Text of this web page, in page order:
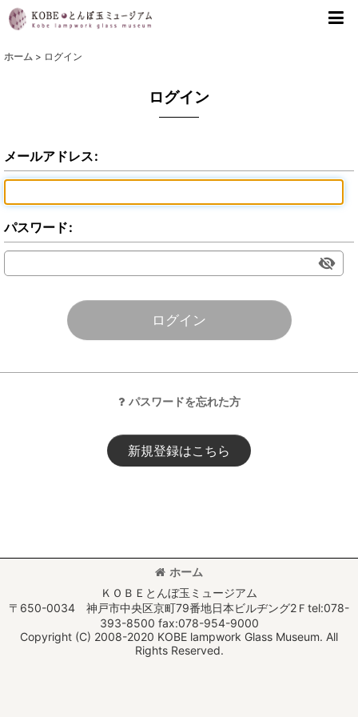
ホーム > ログイン
ログイン
メールアドレス:
パスワード:
ログイン
パスワードを忘れた方
新規登録はこちら
ホーム
ＫＯＢＥとんぼ玉ミュージアム
〒650-0034 神戸市中央区京町79番地日本ビルヂング2Ｆtel:078-
393-8500 fax:078-954-9000
Copyright (C) 2008-2020 KOBE lampwork Glass Museum. All
Rights Reserved.